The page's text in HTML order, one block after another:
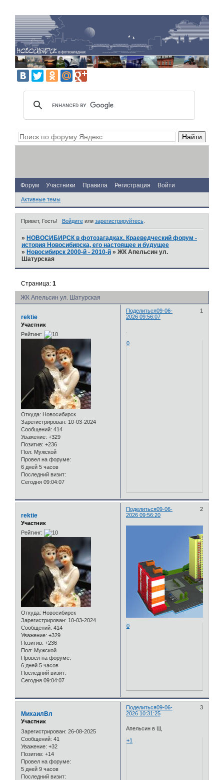
Форум Участники Правила Регистрация Войти
Активные темы
Привет, Гость! Войдитеили зарегистрируйтесь.
» НОВОСИБИРСК в фотозагадках. Краеведческий форум -
история Новосибирска, его настоящее и будущее
» Новосибирск 2000-й - 2010-й »ЖК Апельсин ул.
Шатурская
ЖК Апельсин ул. Шатурская
Страница:1
Поделиться 1
09-06-
2026 09:56:07
rektie
Участник
Рейтинг:
Откуда: Новосибирск
Зарегистрирован: 10-03-2024
Сообщений: 414
Уважение: +329
Позитив: +236
Пол: Мужской
Провел на форуме:
6 дней 5 часов
Последний визит:
Сегодня 09:04:07
0
Поделиться 2
09-06-
2026 09:56:20
rektie
Участник
Рейтинг:
Откуда: Новосибирск
Зарегистрирован: 10-03-2024
Сообщений: 414
Уважение: +329
Позитив: +236
Пол: Мужской
Провел на форуме:
6 дней 5 часов
Последний визит:
Сегодня 09:04:07
0
Поделиться 3
09-06-
2026 10:31:25
МихаилВл
Участник
Зарегистрирован: 26-08-2025
Сообщений: 41
Уважение: +32
Позитив: +14
Провел на форуме:
5 дней 9 часов
Последний визит:
Апельсин в Щ
+1